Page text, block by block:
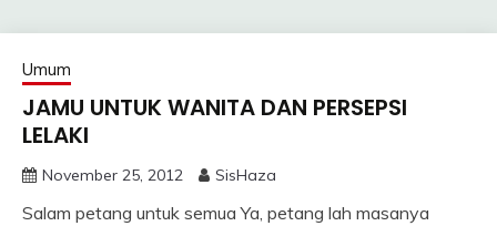
Umum
JAMU UNTUK WANITA DAN PERSEPSI
LELAKI
November 25, 2012 SisHaza
Salam petang untuk semua Ya, petang lah masanya